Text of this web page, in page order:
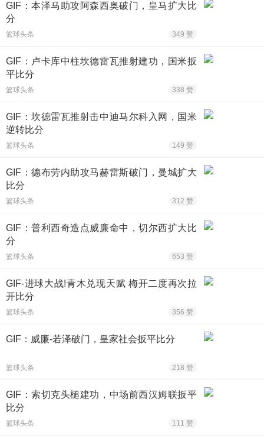
GIF：本泽马助攻阿森西奥破门，皇马扩大比
分
篮球头条 349 赞
GIF：卢卡库中柱坎德雷瓦推射建功，国米扳
平比分
篮球头条 338 赞
GIF：坎德雷瓦推射击中迪马尔科入网，国米
逆转比分
篮球头条 149 赞
GIF：德布劳内助攻马赫雷斯破门，曼城扩大
比分
篮球头条 312 赞
GIF：普利西奇造点威廉命中，切尔西扩大比
分
篮球头条 653 赞
GIF-进球大战!青木兑现天赋 梅开二度再次拉
开比分
篮球头条 356 赞
GIF：威廉-若泽破门，皇家社会扳平比分
篮球头条 218 赞
GIF：索切克头槌建功，中场前西汉姆联扳平
比分
篮球头条 111 赞